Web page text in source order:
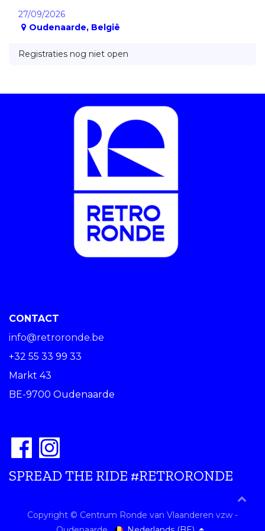
27/09/2026
Oudenaarde, België
Registraties nog niet open
CONTACT
info@retroronde.be
+32 55 33 99 33
Markt 43
BE-9700 Oudenaarde
SPREAD THE RIDE #RETRORONDE
Copyright © Centrum Ronde van Vlaanderen vzw -